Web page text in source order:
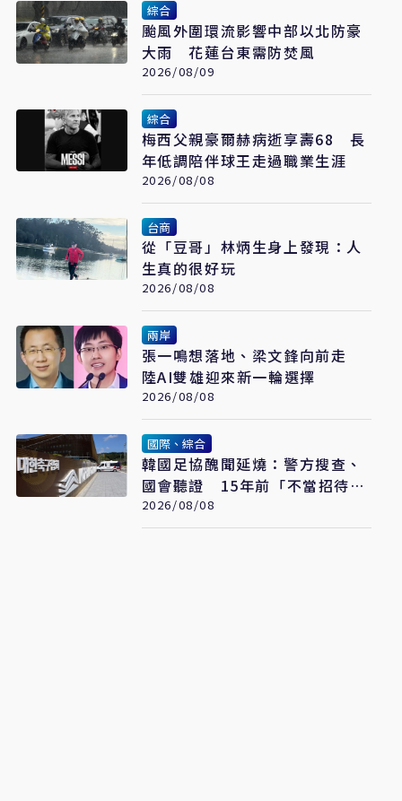
綜合
颱風外圍環流影響中部以北防豪
大雨 花蓮台東需防焚風
2026/08/09
綜合
梅西父親豪爾赫病逝享壽68 長
年低調陪伴球王走過職業生涯
2026/08/08
台商
從「豆哥」林炳生身上發現：人
生真的很好玩
2026/08/08
兩岸
張一鳴想落地、梁文鋒向前走
陸AI雙雄迎來新一輪選擇
2026/08/08
國際、綜合
韓國足協醜聞延燒：警方搜查、
國會聽證 15年前「不當招待」
疑雲重見天日
2026/08/08